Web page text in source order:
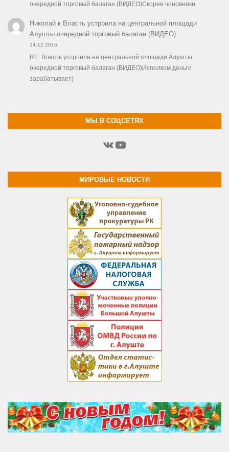
очередной торговый балаган (ВИДЕО)Скорее чиновники
Николайк Власть устроила на центральной площади
Алушты очередной торговый балаган (ВИДЕО)
14.12.2016
RE: Власть устроила на центральной площади Алушты
очередной торговый балаган (ВИДЕО)Исполком деньги
зарабатывает)
МЫ В СОЦСЕТЯХ
ВКонтакте
YouTube
МИРОВЫЕ НОВОСТИ